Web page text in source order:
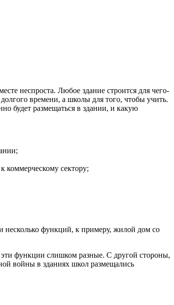
неспроста. Любое здание строится для чего-
времени, а школы для того, чтобы учить.
будет размещаться в здании, и какую
коммерческому сектору;
несколько функций, к примеру, жилой дом со
функции слишком разные. С другой стороны,
войны в зданиях школ размещались